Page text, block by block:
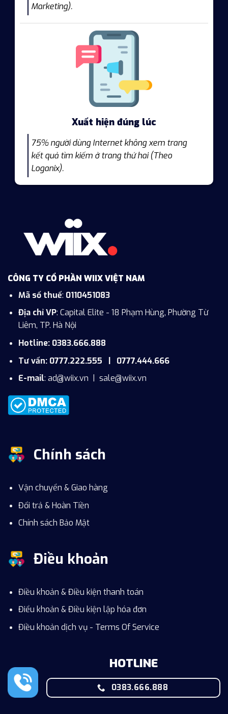
Marketing).
Xuất hiện đúng lúc
75% người dùng Internet không xem trang
kết quả tìm kiếm ở trang thứ hai (Theo
Loganix).
CÔNG TY CỔ PHẦN WIIX VIỆT NAM
Mã số thuế: 0110451083
Địa chỉ VP: Capital Elite - 18 Phạm Hùng, Phường Từ
Liêm, TP. Hà Nội
Hotline: 0383.666.888
Tư vấn: 0777.222.555 | 0777.444.666
E-mail: ad@wiix.vn sale@wiix.vn
Chính sách
Vận chuyển & Giao hàng
Đổi trả & Hoàn Tiền
Chính sách Bảo Mật
Điều khoản
Điều khoản & Điều kiện thanh toán
Điểu khoản & Điều kiện lập hóa đơn
Điều khoản dịch vụ - Terms Of Service
HOTLINE
0383.666.888